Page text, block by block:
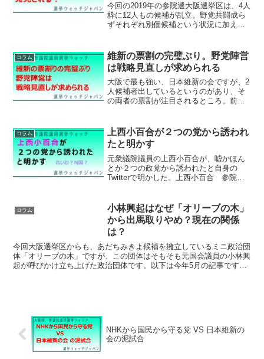
今回の2019年の参院選大阪選挙区は、4人
枠に12人もの候補が乱立。野党共闘成ら
ずそれぞれ別個候補という状況に加え、
スターを貼りきることは難しく、みなさ
ん頑張ってるのは...
コラム
維新の票割の完璧ぶり。野党陣営
は戦略見直しが求められる
大阪で最も強い、日本維新の会ですが、2
人候補者出しているというのがあり、そ
の両者の票割が注目されるところ。前回
擁立の高木かおりの２氏が出馬し、高木
は厳しいのでは？とか共...
コラム
上西小百合が２つの党から誘われ
たと明かす
元衆議院議員の上西小百合が、嘘かほん
とか２つの政党から誘われたと自身の
Twitterで明かした。上西小百合 参院選
党ってどこでしょう？？大阪であるのは
間違いが無い。勝手...
コラム
小林興起はなぜ「オリーブの木」
から出馬取りやめ？現在の関係
は？
今回大阪選挙区からも、あだちみきよ候補を擁立しているミニ政治団
体「オリーブの木」ですが、この団体はそもそも元国会議員の小林興
起が呼びかけ立ち上げた政治団体です。以下は今年5月の記事です。
NHKから国民から守る党 VS 日本維新の
会の泥試合